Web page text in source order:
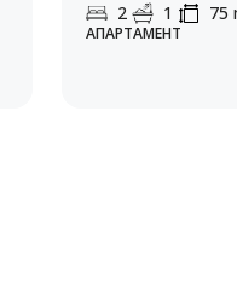
2 1 75
АПАРТАМЕНТ